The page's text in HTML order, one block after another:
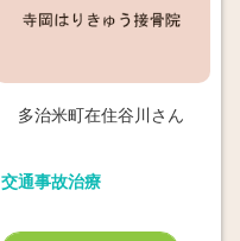
多治米町在住谷川さん
交通事故治療